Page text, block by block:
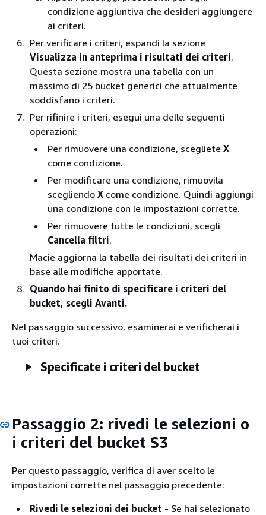
condizione aggiuntiva che desideri aggiungere
ai criteri.
Per verificare i criteri, espandi la sezione
Visualizza in anteprima i risultati dei criteri.
Questa sezione mostra una tabella con un
massimo di 25 bucket generici che attualmente
soddisfano i criteri.
Per rifinire i criteri, esegui una delle seguenti
operazioni:
Per rimuovere una condizione, scegliete X
come condizione.
Per modificare una condizione, rimuovila
scegliendo X come condizione. Quindi aggiungi
una condizione con le impostazioni corrette.
Per rimuovere tutte le condizioni, scegli
Cancella filtri.
Macie aggiorna la tabella dei risultati dei criteri in
base alle modifiche apportate.
Quando hai finito di specificare i criteri del
bucket, scegli Avanti.
Nel passaggio successivo, esaminerai e verificherai i
tuoi criteri.
Specificate i criteri del bucket
Passaggio 2: rivedi le selezioni o
i criteri del bucket S3
Per questo passaggio, verifica di aver scelto le
impostazioni corrette nel passaggio precedente:
Rivedi le selezioni dei bucket ‐ Se hai selezionato